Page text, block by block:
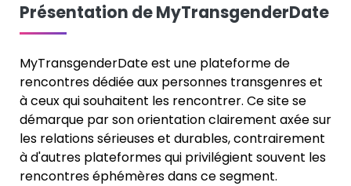
Présentation de MyTransgenderDate
MyTransgenderDate est une plateforme de
rencontres dédiée aux personnes transgenres et
à ceux qui souhaitent les rencontrer. Ce site se
démarque par son orientation clairement axée sur
les relations sérieuses et durables, contrairement
à d'autres plateformes qui privilégient souvent les
rencontres éphémères dans ce segment.